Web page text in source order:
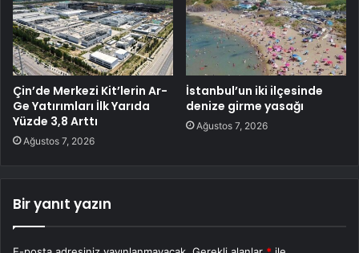
Çin’de Merkezi Kit’lerin Ar-
Ge Yatırımları İlk Yarıda
Yüzde 3,8 Arttı
Ağustos 7, 2026
İstanbul’un iki ilçesinde
denize girme yasağı
Ağustos 7, 2026
Bir yanıt yazın